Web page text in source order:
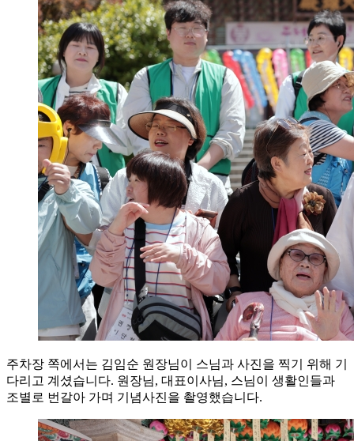
주차장 쪽에서는 김임순 원장님이 스님과 사진을 찍기 위해 기
다리고 계셨습니다. 원장님, 대표이사님, 스님이 생활인들과
조별로 번갈아 가며 기념사진을 촬영했습니다.